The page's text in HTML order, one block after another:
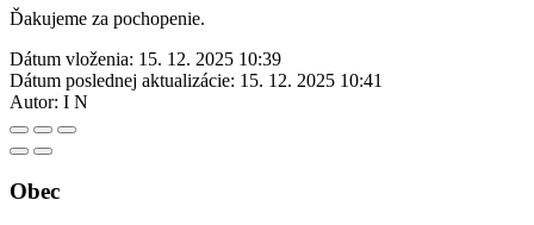
Ďakujeme za pochopenie.
Dátum vloženia: 15. 12. 2025 10:39
Dátum poslednej aktualizácie: 15. 12. 2025 10:41
Autor: I N
Obec